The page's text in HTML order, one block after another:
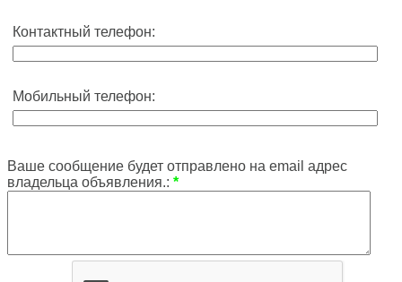
Контактный телефон:
Мобильный телефон:
Ваше сообщение будет отправлено на email адрес
владельца объявления.: *